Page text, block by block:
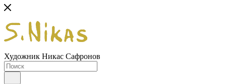
Художник Никас Сафронов